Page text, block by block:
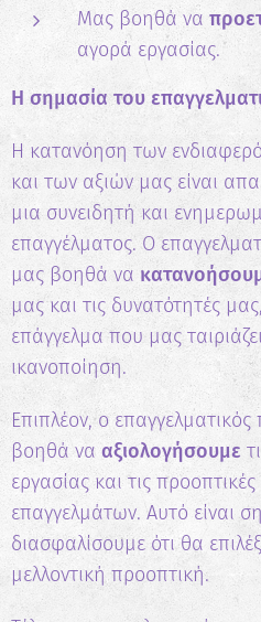
Μας βοηθά να
αγορά εργασίας.
Η σημασία του
Η κατανόηση των
και των αξιών μας είναι
μια συνειδητή και
επαγγέλματος. Ο
μας βοηθά να
μας και τις δυνατότητές
επάγγελμα που μας
ικανοποίηση.
Επιπλέον, ο
βοηθά να αξιολογήσουμε
εργασίας και τις
επαγγελμάτων. Αυτό είναι
διασφαλίσουμε ότι θα
μελλοντική προοπτική.